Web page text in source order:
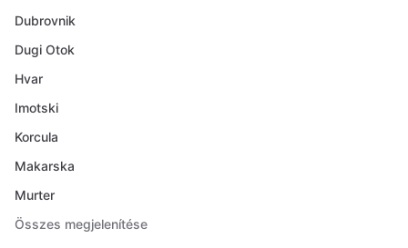
Dubrovnik
Dugi Otok
Hvar
Imotski
Korcula
Makarska
Murter
Összes megjelenítése